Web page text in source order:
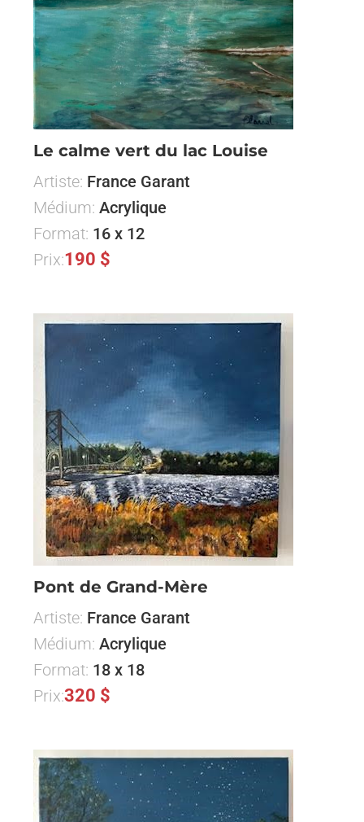
Le calme vert du lac Louise
Artiste: France Garant
Médium: Acrylique
Format: 16 x 12
Prix:190 $
Pont de Grand-Mère
Artiste: France Garant
Médium: Acrylique
Format: 18 x 18
Prix:320 $